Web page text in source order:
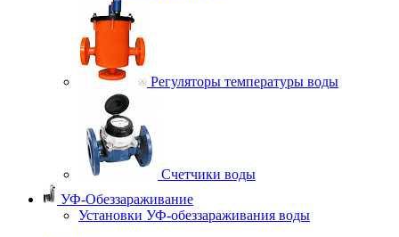
Регуляторы температуры воды
Счетчики воды
УФ-Обеззараживание
Установки УФ-обеззараживания воды